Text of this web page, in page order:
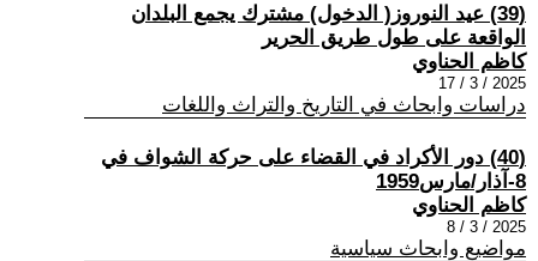
(39) عيد النوروز( الدخول) مشترك يجمع البلدان
الواقعة على طول طريق الحرير
كاظم الحناوي
2025 / 3 / 17
دراسات وابحاث في التاريخ والتراث واللغات
(40) دور الأكراد في القضاء على حركة الشواف في
8-آذار/مارس1959
كاظم الحناوي
2025 / 3 / 8
مواضيع وابحاث سياسية